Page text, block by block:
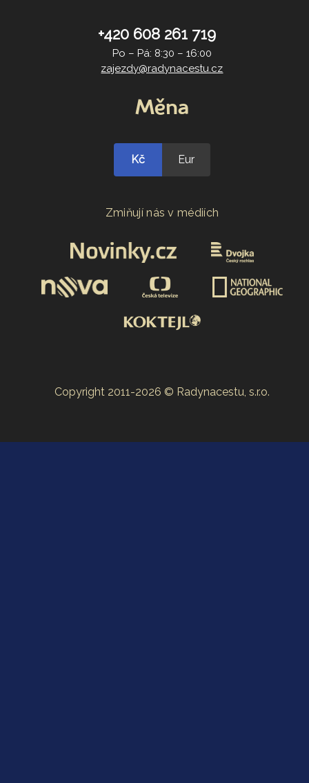
+420 608 261 719
Po – Pá: 8:30 – 16:00
zajezdy@radynacestu.cz
Měna
Kč Eur
Zmiňují nás v médiích
Copyright 2011-2026 © Radynacestu, s.r.o.